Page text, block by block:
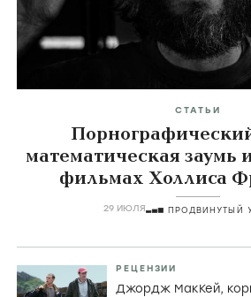
СТАТЬИ
математическая заумь
фильмах Холлиса
29 ИЮЛЯ ПРОДВИНУТЫЙ
РЕЦЕНЗИИ
Джордж МакКей,